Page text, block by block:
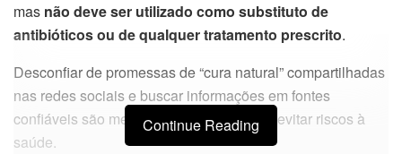
mas não deve ser utilizado como substituto de
antibióticos ou de qualquer tratamento prescrito.
Desconfiar de promessas de “cura natural” compartilhadas
nas redes sociais e buscar informações em fontes
confiáveis são medidas importantes para evitar riscos à
saúde.
Continue Reading